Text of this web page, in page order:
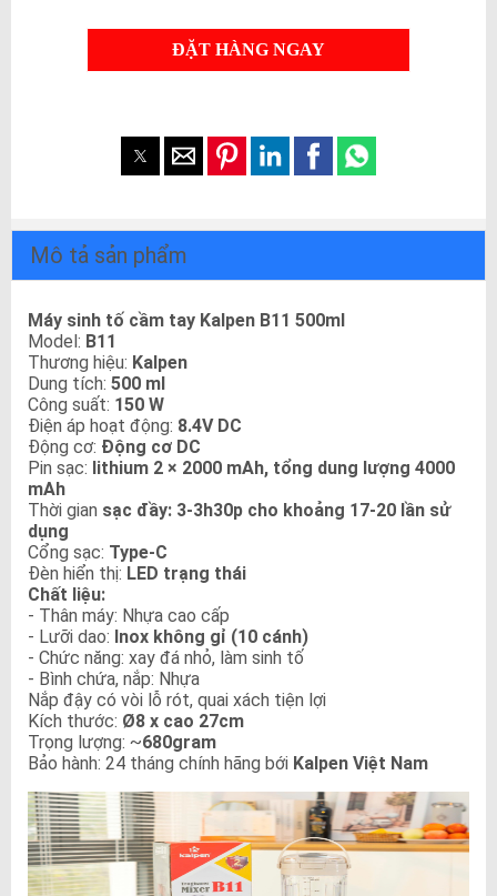
ĐẶT HÀNG NGAY
Mô tả sản phẩm
Máy sinh tố cầm tay Kalpen B11 500ml
Model: B11
Thương hiệu: Kalpen
Dung tích: 500 ml
Công suất: 150 W
Điện áp hoạt động: 8.4V DC
Động cơ: Động cơ DC
Pin sạc: lithium 2 × 2000 mAh, tổng dung lượng 4000
mAh
Thời gian sạc đầy: 3-3h30p cho khoảng 17-20 lần sử
dụng
Cổng sạc: Type-C
Đèn hiển thị: LED trạng thái
Chất liệu:
- Thân máy: Nhựa cao cấp
- Lưỡi dao: Inox không gỉ (10 cánh)
- Chức năng: xay đá nhỏ, làm sinh tố
- Bình chứa, nắp: Nhựa
Nắp đậy có vòi lỗ rót, quai xách tiện lợi
Kích thước: Ø8 x cao 27cm
Trọng lượng: ~680gram
Bảo hành: 24 tháng chính hãng bới Kalpen Việt Nam